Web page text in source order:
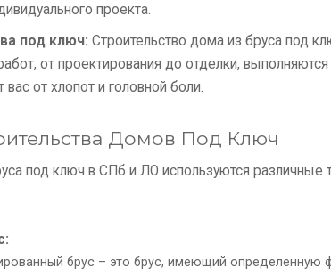
проекта.
под ключ: Строительство дома из бруса под
от проектирования до отделки,
от хлопот и головной боли.
Домов Под Ключ
под ключ в СПб и ЛО используются различные
брус – это брус, имеющий определенную